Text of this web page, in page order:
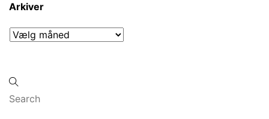
Arkiver
Arkiver